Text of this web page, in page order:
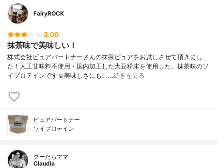
FairyROCK
3.00
抹茶味で美味しい！
株式会社ピュアパートナーさんの抹茶ピュアをお試しさせて頂きまし
た！人工甘味料不使用・国内加工した大豆粉末を使用した、抹茶味のソ
イプロテインです☺︎美味しさにもこ…続きを見る
ピュアパートナー
ソイプロテイン
グーたらママ
Claudia